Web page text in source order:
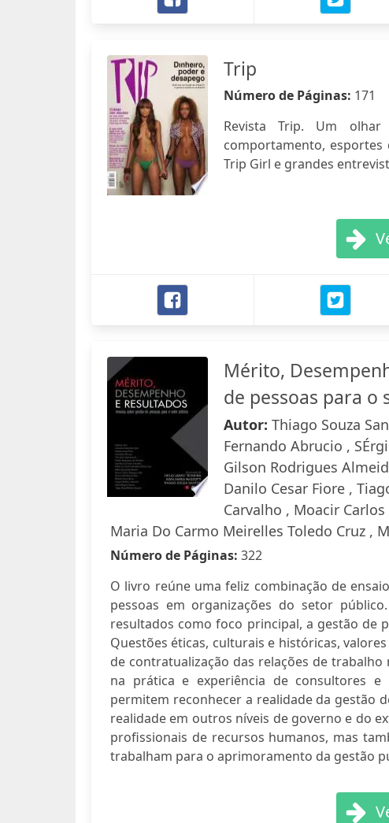
Trip
Número de Páginas: 171
Revista Trip. Um
comportamento,
Trip Girl e grandes
Mérito,
de pessoas para o
Autor: Thiago Souza
Fernando Abrucio ,
Gilson Rodrigues
Danilo Cesar Fiore ,
Carvalho , Moacir
Maria Do Carmo Meirelles Toledo Cruz ,
Número de Páginas: 322
O livro reúne uma feliz combinação de
pessoas em organizações do setor
resultados como foco principal, a gestão de
Questões éticas, culturais e históricas,
de contratualização das relações de
na prática e experiência de consultores e
permitem reconhecer a realidade da gestão
realidade em outros níveis de governo e do
profissionais de recursos humanos, mas
trabalham para o aprimoramento da gestão